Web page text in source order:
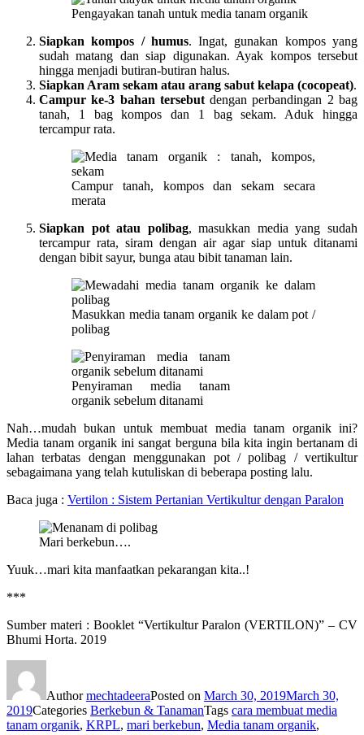
Pengayakan tanah untuk media tanam organik
Siapkan kompos / humus. Ingat, gunakan kompos yang
sudah matang dan siap digunakan. Ayak kompos tersebut
hingga menjadi butiran-butiran halus.
Siapkan Aram sekam atau arang sabut kelapa (cocopeat).
Campur ke-3 bahan tersebutdengan perbandingan 2 bag
tanah, 1 bag kompos dan 1 bag sekam. Aduk hingga
tercampur rata.
Campur tanah, kompos dan sekam secara
merata
Siapkan pot atau polibag, masukkan media yang sudah
tercampur rata, siram dengan air agar siap untuk ditanami
dengan bibit sayur, bunga atau bibit tanaman lain.
Masukkan media tanam organik ke dalam pot /
polibag
Penyiraman media tanam
organik sebelum ditanami
Nah…mudah bukan untuk membuat media tanam organik ini?
Media tanam organik ini sangat berguna bila kita ingin bertanam di
lahan terbatas dengan menggunakan pot / polibag / vertikultur
sebagaimana yang telah kutuliskan di beberapa posting lalu.
Baca juga : Vertilon : Sistem Pertanian Vertikultur dengan Paralon
Mari berkebun….
Yuuk…mari kita manfaatkan pekarangan kita..!
***
Sumber materi : Booklet “Vertikultur Paralon (VERTILON)” – CV
Bhumi Horta. 2019
AuthormechtadeeraPosted on March 30, 2019March 30,
2019Categories Berkebun & TanamanTags cara membuat media
tanam organik, KRPL, mari berkebun, Media tanam organik,